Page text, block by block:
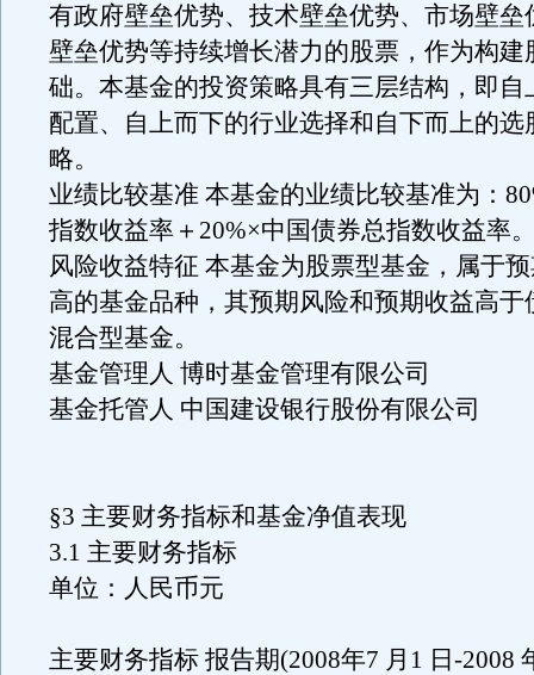
有政府壁垒优势、技术壁垒优势、市场壁垒
壁垒优势等持续增长潜力的股票，作为构建
础。本基金的投资策略具有三层结构，即自
配置、自上而下的行业选择和自下而上的选
略。
业绩比较基准 本基金的业绩比较基准为：
指数收益率＋20%×中国债券总指数收益率
风险收益特征 本基金为股票型基金，属于
高的基金品种，其预期风险和预期收益高于
混合型基金。
基金管理人 博时基金管理有限公司
基金托管人 中国建设银行股份有限公司
§3 主要财务指标和基金净值表现
3.1 主要财务指标
单位：人民币元
主要财务指标 报告期(2008年7 月1 日-2008